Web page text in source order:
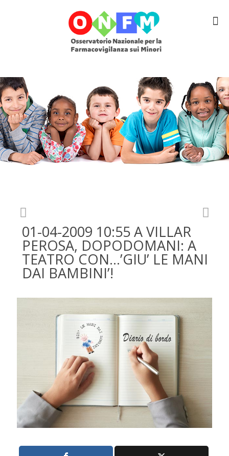
01-04-2009 10:55 A VILLAR
PEROSA, DOPODOMANI: A
TEATRO CON…’GIU’ LE MANI
DAI BAMBINI’!